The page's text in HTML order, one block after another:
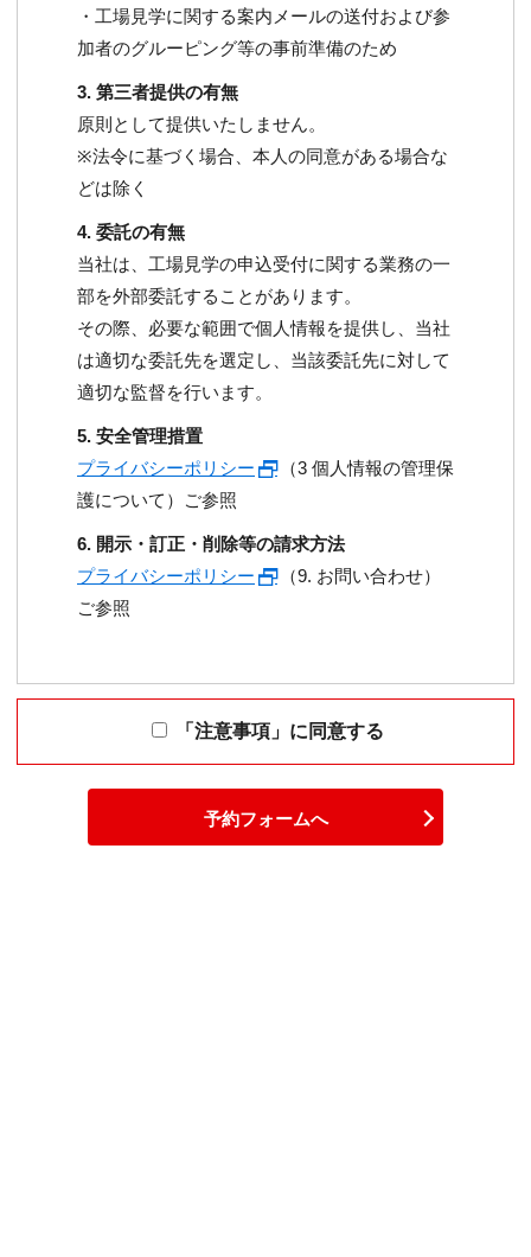
・工場見学に関する案内メールの送付および参
加者のグルーピング等の事前準備のため
3. 第三者提供の有無
原則として提供いたしません。
※法令に基づく場合、本人の同意がある場合な
どは除く
4. 委託の有無
当社は、工場見学の申込受付に関する業務の一
部を外部委託することがあります。
その際、必要な範囲で個人情報を提供し、当社
は適切な委託先を選定し、当該委託先に対して
適切な監督を行います。
5. 安全管理措置
プライバシーポリシー
（3 個人情報の管理保
護について）ご参照
6. 開示・訂正・削除等の請求方法
プライバシーポリシー
（9. お問い合わせ）
ご参照
「注意事項」に同意する
予約フォームへ